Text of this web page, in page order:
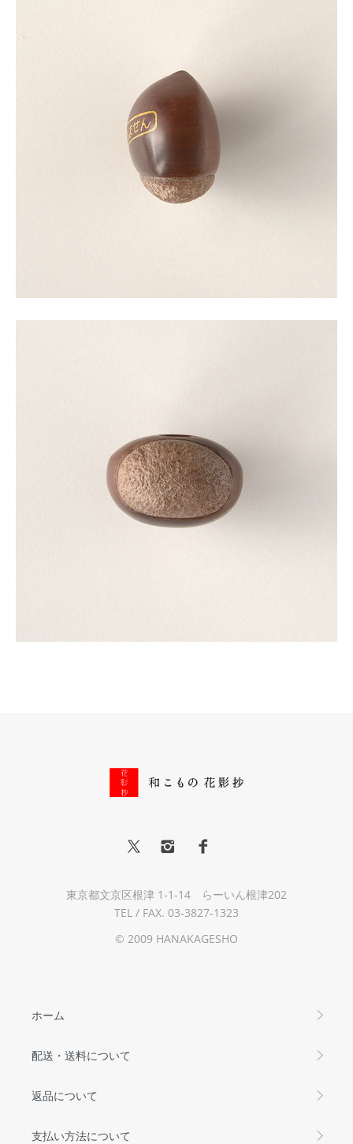
東京都文京区根津 1-1-14 らーいん根津202
TEL / FAX. 03-3827-1323
© 2009 HANAKAGESHO
ホーム
配送・送料について
返品について
支払い方法について